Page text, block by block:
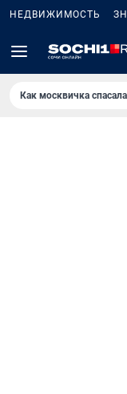
НЕДВИЖИМОСТЬ
Как москвичка